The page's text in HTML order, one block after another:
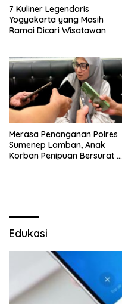
7 Kuliner Legendaris
Yogyakarta yang Masih
Ramai Dicari Wisatawan
Merasa Penanganan Polres
Sumenep Lamban, Anak
Korban Penipuan Bersurat ke
Edukasi